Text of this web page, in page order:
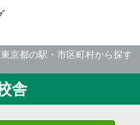
東京都の駅・市区町村から探す
舎